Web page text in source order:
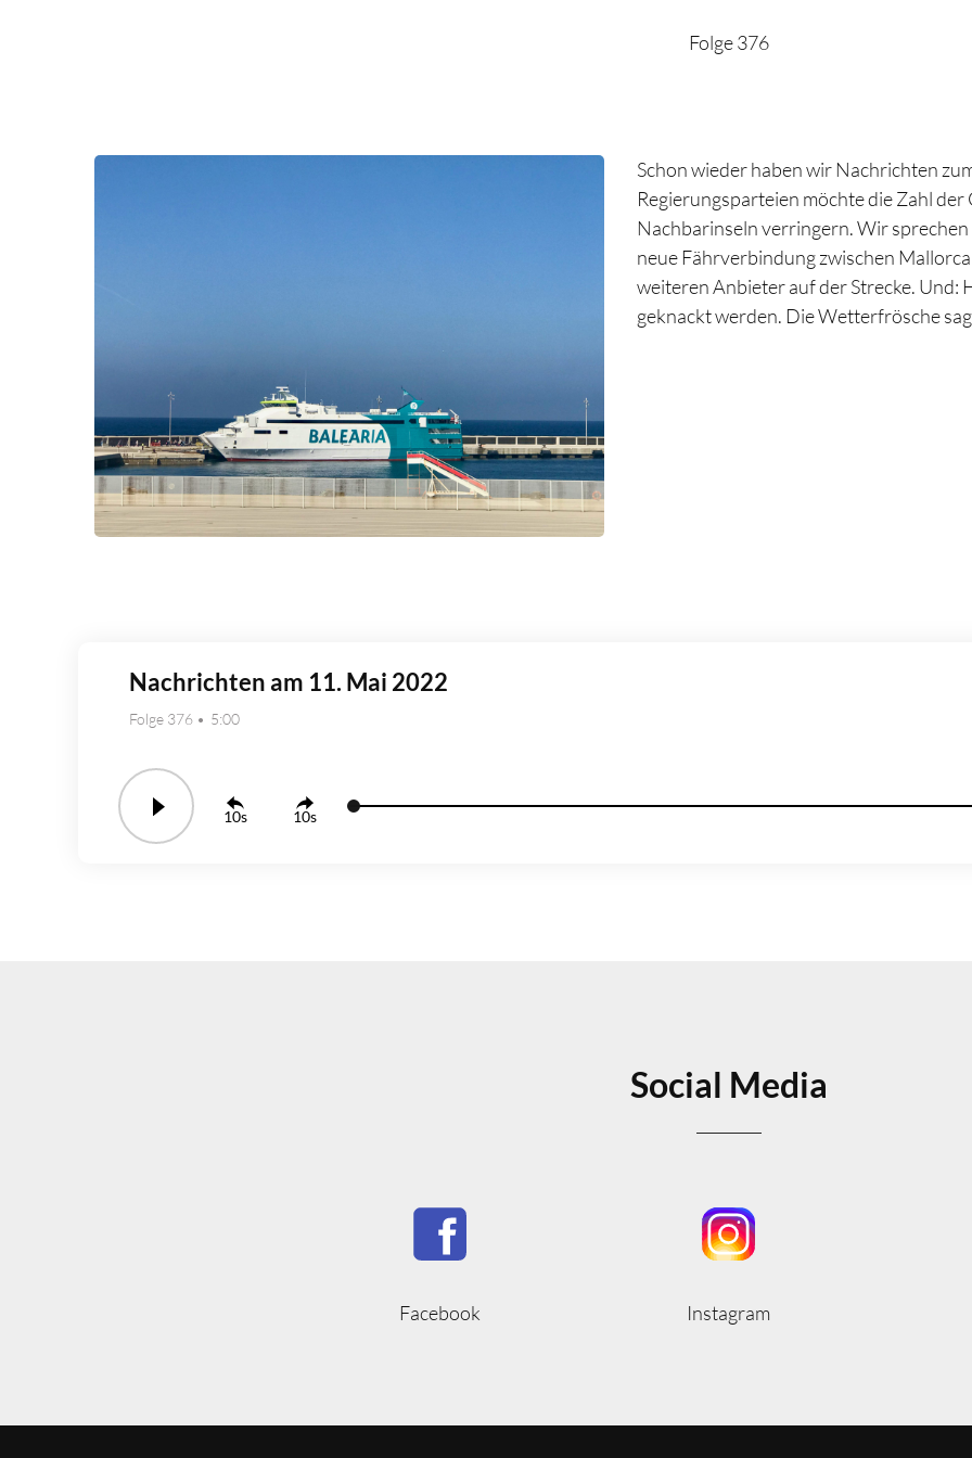
Folge 376
Schon wieder haben wir Nachrichten
Regierungsparteien möchte die Zahl
Nachbarinseln verringern. Wir
neue Fährverbindung zwischen
weiteren Anbieter auf der Strecke. Und:
geknackt werden. Die Wetterfrösche
Nachrichten am 11. Mai 2022
Folge 376 5:00
10 10
Social Media
Facebook Instagram